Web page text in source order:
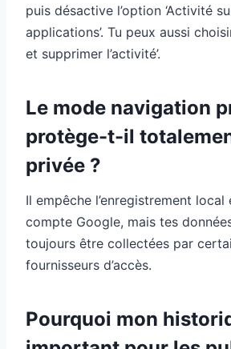
puis désactive l’option ‘Activité
applications’. Tu peux aussi
et supprimer l’activité’.
Le mode navigation
protège-t-il
privée ?
Il empêche l’enregistrement
compte Google, mais tes
toujours être collectées par
fournisseurs d’accès.
Pourquoi mon